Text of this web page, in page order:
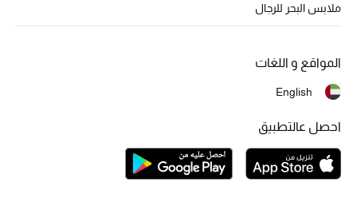
تسوقوا الأحذية
خصومات
جميع مستحضرات الجمال
ملابس البحر للرجال
المواقع و اللغات
English
احصل عالتطبيق